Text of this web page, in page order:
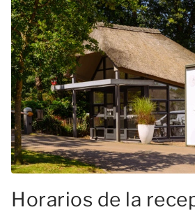
Horarios de la